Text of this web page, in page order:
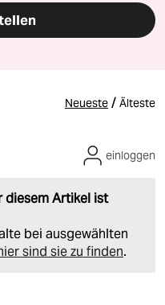
Neueste / Älteste
diesem Artikel ist
bei ausgewählten
sind sie zu finden.
einloggen